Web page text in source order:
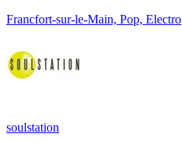
Francfort-sur-le-Main, Pop, Electro
soulstation